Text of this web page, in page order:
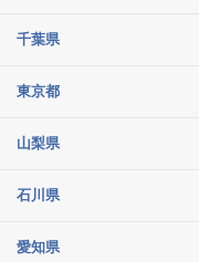
千葉県
東京都
山梨県
石川県
愛知県
沖
イ
ズ
ラ